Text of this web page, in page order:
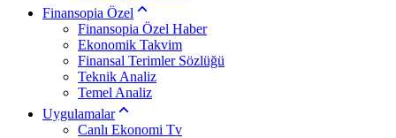
Finansopia Özel
Finansopia Özel Haber
Ekonomik Takvim
Finansal Terimler Sözlüğü
Teknik Analiz
Temel Analiz
Uygulamalar
Canlı Ekonomi Tv